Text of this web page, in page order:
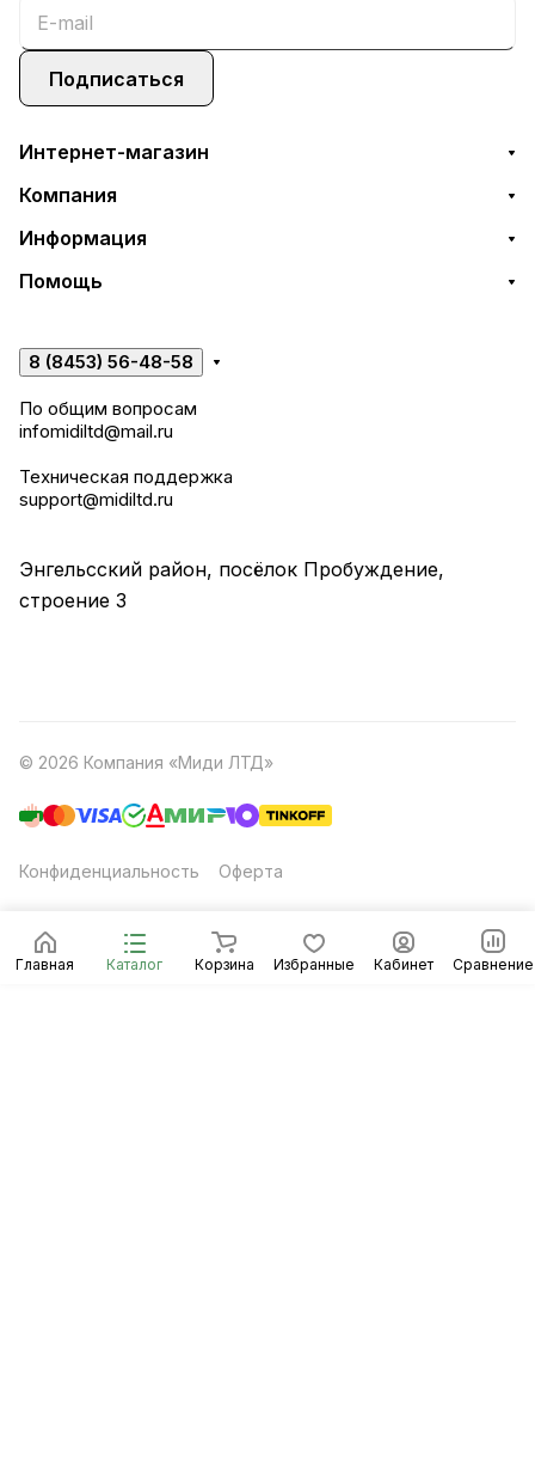
Главная Каталог Корзина Избранные Кабинет Сравнение
Подписаться
Интернет-магазин
Компания
Информация
Помощь
8 (8453) 56-48-58
По общим вопросам
infomidiltd@mail.ru
Техническая поддержка
support@midiltd.ru
Энгельсский район, посёлок Пробуждение,
строение 3
© 2026 Компания «Миди ЛТД»
Конфиденциальность Оферта